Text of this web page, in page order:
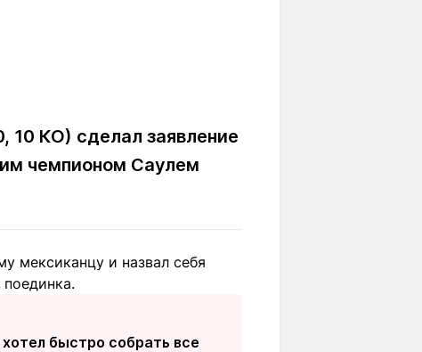
Мы в социальных сетях
10 КО) сделал заявление
чемпионом Саулем
мексиканцу и назвал себя
быстро собрать все